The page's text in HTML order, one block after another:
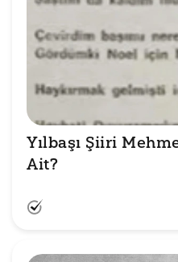
Yılbaşı Şiiri
Ait?